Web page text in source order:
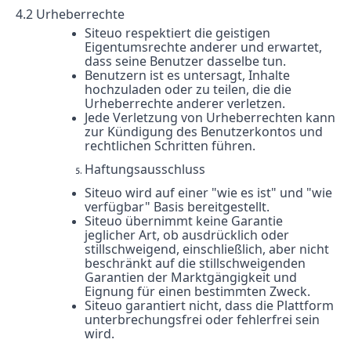
4.2 Urheberrechte
Siteuo respektiert die geistigen
Eigentumsrechte anderer und erwartet,
dass seine Benutzer dasselbe tun.
Benutzern ist es untersagt, Inhalte
hochzuladen oder zu teilen, die die
Urheberrechte anderer verletzen.
Jede Verletzung von Urheberrechten kann
zur Kündigung des Benutzerkontos und
rechtlichen Schritten führen.
Haftungsausschluss
Siteuo wird auf einer "wie es ist" und "wie
verfügbar" Basis bereitgestellt.
Siteuo übernimmt keine Garantie
jeglicher Art, ob ausdrücklich oder
stillschweigend, einschließlich, aber nicht
beschränkt auf die stillschweigenden
Garantien der Marktgängigkeit und
Eignung für einen bestimmten Zweck.
Siteuo garantiert nicht, dass die Plattform
unterbrechungsfrei oder fehlerfrei sein
wird.